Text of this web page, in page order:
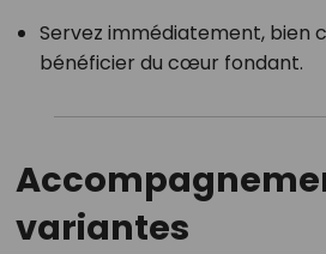
Servez immédiatement, bien
bénéficier du cœur fondant.
variantes